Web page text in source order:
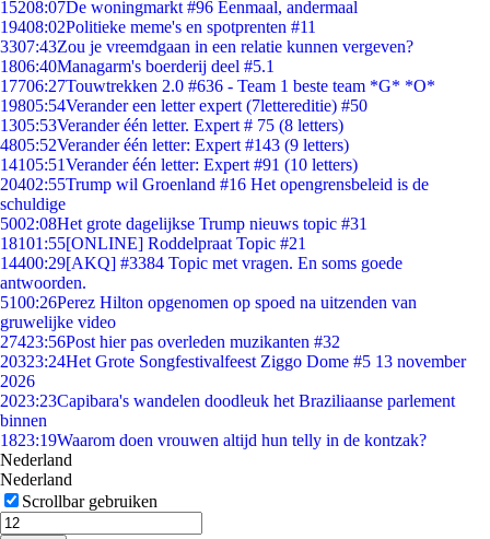
15208:07De woningmarkt #96 Eenmaal, andermaal
19408:02Politieke meme's en spotprenten #11
3307:43Zou je vreemdgaan in een relatie kunnen vergeven?
1806:40Managarm's boerderij deel #5.1
17706:27Touwtrekken 2.0 #636 - Team 1 beste team *G* *O*
19805:54Verander een letter expert (7lettereditie) #50
1305:53Verander één letter. Expert # 75 (8 letters)
4805:52Verander één letter: Expert #143 (9 letters)
14105:51Verander één letter: Expert #91 (10 letters)
20402:55Trump wil Groenland #16 Het opengrensbeleid is de
schuldige
5002:08Het grote dagelijkse Trump nieuws topic #31
18101:55[ONLINE] Roddelpraat Topic #21
14400:29[AKQ] #3384 Topic met vragen. En soms goede
antwoorden.
5100:26Perez Hilton opgenomen op spoed na uitzenden van
gruwelijke video
27423:56Post hier pas overleden muzikanten #32
20323:24Het Grote Songfestivalfeest Ziggo Dome #5 13 november
2026
2023:23Capibara's wandelen doodleuk het Braziliaanse parlement
binnen
1823:19Waarom doen vrouwen altijd hun telly in de kontzak?
Nederland
Nederland
Scrollbar gebruiken